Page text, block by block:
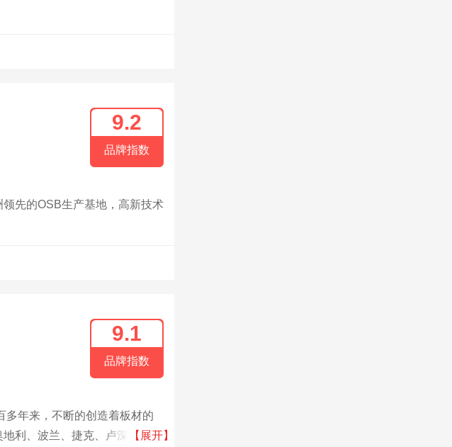
9.2
品牌指数
先的OSB生产基地，高新技术
9.1
品牌指数
多年来，不断的创造着板材的
利、波兰、捷克、卢深堡、俄
【展开】